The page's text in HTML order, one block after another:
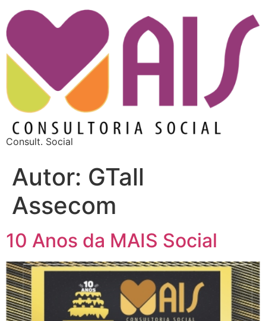
Consult. Social
Autor: GTall
Assecom
10 Anos da MAIS Social